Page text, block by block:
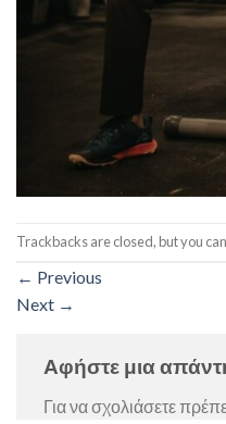
Trackbacks are closed, but you can
← Previous
Next →
Αφήστε μια
Για να σχολιάσετε